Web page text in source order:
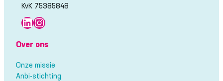
KvK 75385848
LinkedIn
Instagram
Over ons
Onze missie
Anbi-stichting